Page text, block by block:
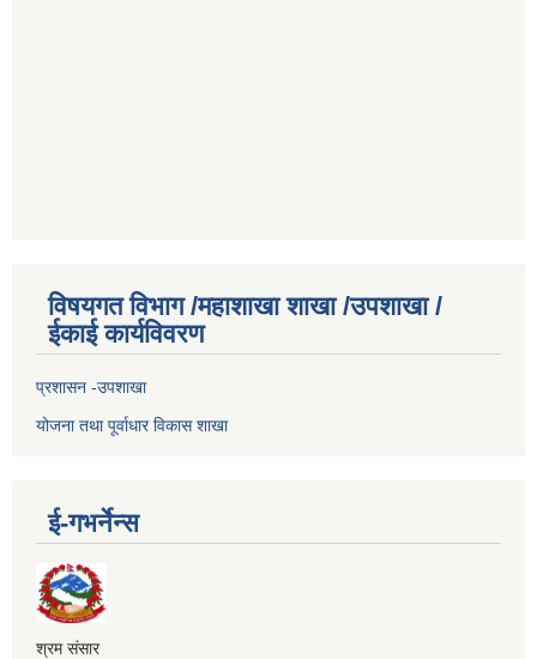
विषयगत विभाग /महाशाखा शाखा /उपशाखा /
ईकाई कार्यविवरण
प्रशासन -उपशाखा
योजना तथा पूर्वाधार विकास शाखा
ई-गभर्नेन्स
श्रम संसार